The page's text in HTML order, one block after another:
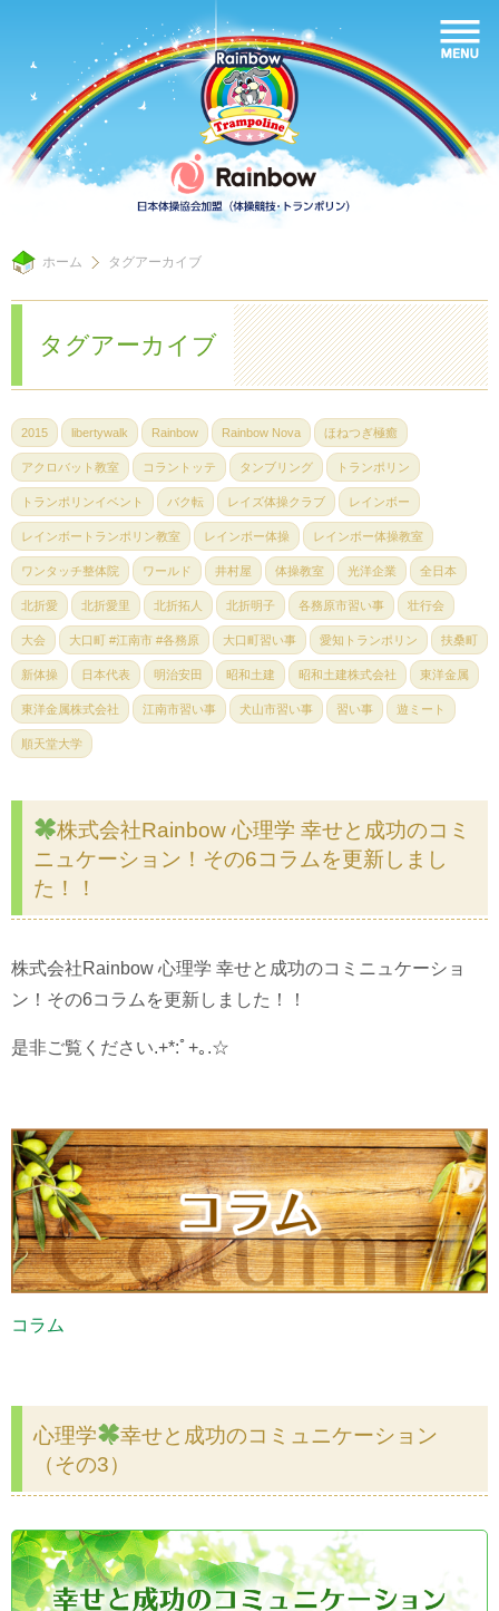
ホーム タグアーカイブ
タグアーカイブ
2015 libertywalk Rainbow Rainbow Nova ほねつぎ極癒
アクロバット教室 コラントッテ タンブリング トランポリン
トランポリンイベント バク転 レイズ体操クラブ レインボー
レインボートランポリン教室 レインボー体操 レインボー体操教室
ワンタッチ整体院 ワールド 井村屋 体操教室 光洋企業 全日本
北折愛 北折愛里 北折拓人 北折明子 各務原市習い事 壮行会
大会 大口町 #江南市 #各務原 大口町習い事 愛知トランポリン 扶桑町
新体操 日本代表 明治安田 昭和土建 昭和土建株式会社 東洋金属
東洋金属株式会社 江南市習い事 犬山市習い事 習い事 遊ミート
順天堂大学
株式会社Rainbow 心理学 幸せと成功のコミ
ニュケーション！その6コラムを更新しまし
た！！
株式会社Rainbow 心理学 幸せと成功のコミニュケーショ
ン！その6コラムを更新しました！！
是非ご覧ください.+*:ﾟ+｡.☆
コラム
心理学
幸せと成功のコミュニケーション
（その3）